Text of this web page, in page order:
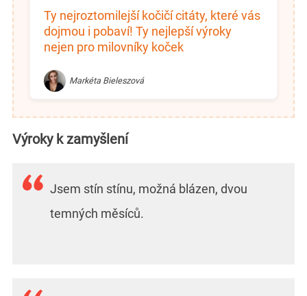
Ty nejroztomilejší kočičí citáty, které vás
dojmou i pobaví! Ty nejlepší výroky
nejen pro milovníky koček
Markéta Bieleszová
Výroky k zamyšlení
Jsem stín stínu, možná blázen, dvou
temných měsíců.